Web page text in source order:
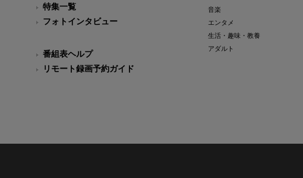
特集一覧
フォトインタビュー
番組表ヘルプ
リモート録画予約ガイド
音楽
エンタメ
生活・趣味・教養
アダルト